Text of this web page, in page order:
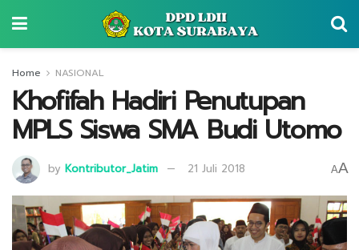
Home NASIONAL
Khofifah Hadiri Penutupan
MPLS Siswa SMA Budi Utomo
by Kontributor_Jatim 21 Juli 2018 AA